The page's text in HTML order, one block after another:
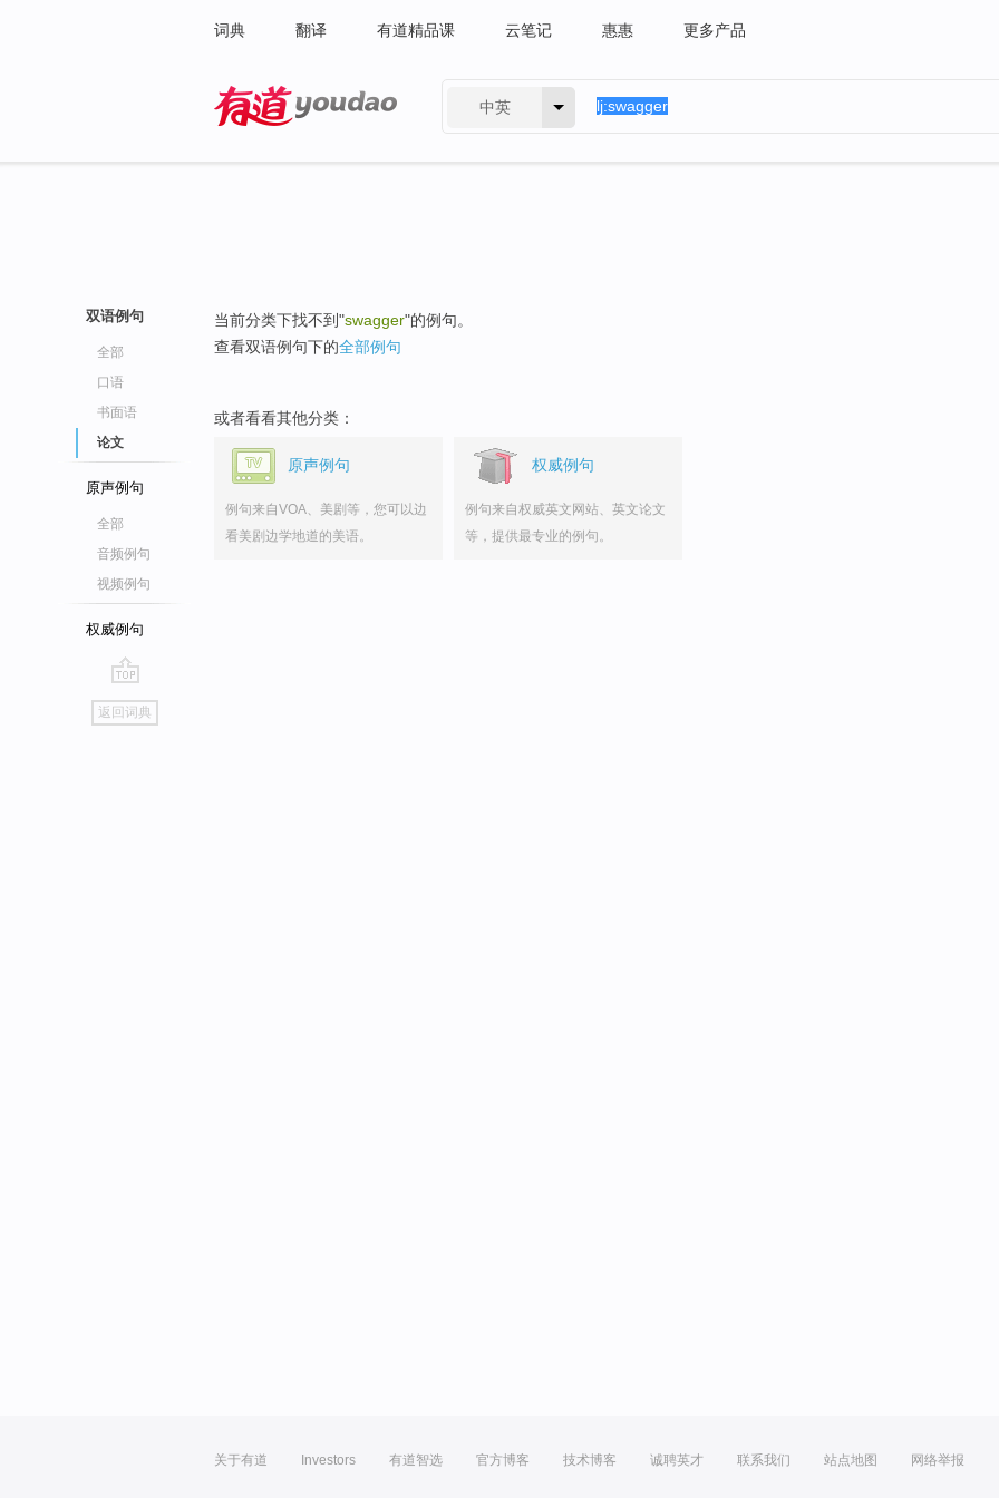
词典 翻译 有道精品课 云笔记 惠惠 更多产品
中英
双语例句
全部
口语
书面语
论文
原声例句
全部
音频例句
视频例句
权威例句
go
top
返回词典
当前分类下找不到"swagger"的例句。
查看双语例句下的全部例句
或者看看其他分类：
原声例句
例句来自VOA、美剧等，您可以边
看美剧边学地道的美语。
权威例句
例句来自权威英文网站、英文论文
等，提供最专业的例句。
关于有道 Investors 有道智选 官方博客 技术博客 诚聘英才 联系我们 站点地图 网络举报